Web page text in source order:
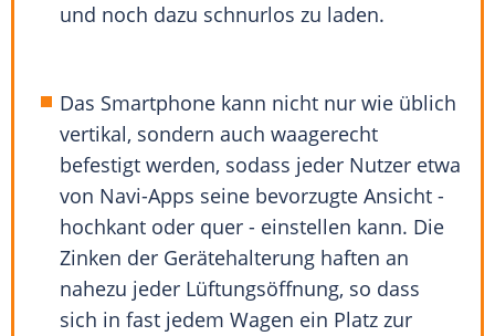
und noch dazu schnurlos zu laden.
Das Smartphone kann nicht nur wie üblich
vertikal, sondern auch waagerecht
befestigt werden, sodass jeder Nutzer etwa
von Navi-Apps seine bevorzugte Ansicht -
hochkant oder quer - einstellen kann. Die
Zinken der Gerätehalterung haften an
nahezu jeder Lüftungsöffnung, so dass
sich in fast jedem Wagen ein Platz zur